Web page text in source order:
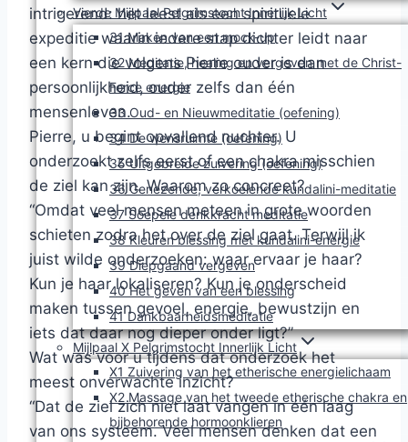
Vierde Mijlpaal Pelgrimstocht Innerlijk Licht
31 Maken van een mock-up
32 Meditatie, healing en vergeven met de Christ-
Force energie
33 Oud- en Nieuwmeditatie (oefening)
34 De wensruimte (oefening)
35 Uitgebreide zuivering (oefening)
36 Genezende, verkoelende kundalini-meditatie
37 Soepele denkkracht meditatie
38 Kleuren blessing met kundalini-energie
39 Diepgaand vergeven
40 Het geven van een blessing
41 Dankbaarheidsmeditatie
Mijlpaal X Pelgrimstocht Innerlijk Licht
X1 Zuivering van het etherische energielichaam
X2 Massage van het tweede etherische chakra en
bijbehorende hormoonklieren
intrigerend: het leest als een spirituele
expeditie waarin iedere stap dichter leidt naar
een kern die volgens Pierre ouder is dan
persoonlijkheid, ouder zelfs dan één
mensenleven.
Pierre, u begint opvallend nuchter. U
onderzoekt zelfs eerst of een chakra misschien
de ziel kan zijn. Waarom zo concreet?
“Omdat veel mensen meteen in grote woorden
schieten zodra het over de ziel gaat. Terwijl ik
juist wilde onderzoeken: waar ervaar je haar?
Kun je haar lokaliseren? Kun je onderscheid
maken tussen gevoel, energie, bewustzijn en
iets dat daar nog dieper onder ligt?”
Wat was voor u tijdens dat onderzoek het
meest onverwachte inzicht?
“Dat de ziel zich niet laat vangen in één laag
van ons systeem. Veel mensen denken dat een